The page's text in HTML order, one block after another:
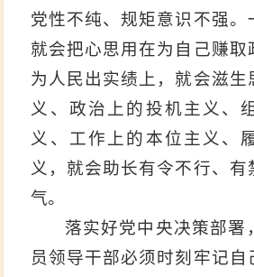
党性不纯、规矩意识不强。
就会把心思用在为自己赚取
为人民出实绩上，就会滋生
义、政治上的投机主义、
义、工作上的本位主义、
义，就会助长有令不行、有
气。
落实好党中央决策部署
员领导干部必须时刻牢记自